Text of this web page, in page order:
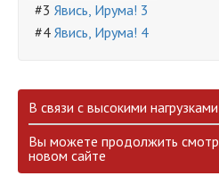
#3 Явись, Ирума! 3
#4 Явись, Ирума! 4
В связи с высокими
Вы можете продолжить
новом сайте